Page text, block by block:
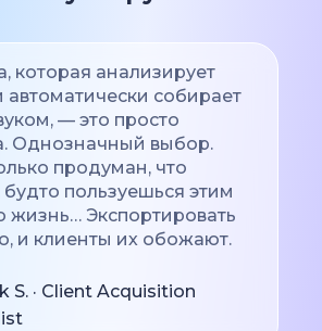
которая анализирует
автоматически собирает
— это просто
Однозначный выбор.
продуман, что
пользуешься этим
жизнь… Экспортировать
и клиенты их обожают.
S. · Client Acquisition